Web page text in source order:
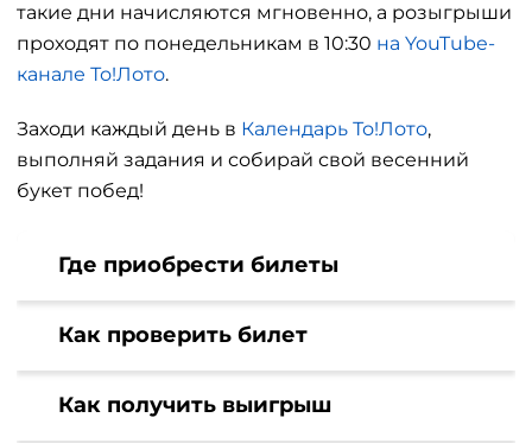
такие дни начисляются мгновенно, а розыгрыши
проходят по понедельникам в 10:30 на YouTube-
канале То!Лото.
Заходи каждый день в Календарь То!Лото,
выполняй задания и собирай свой весенний
букет побед!
Где приобрести билеты
Как проверить билет
Как получить выигрыш